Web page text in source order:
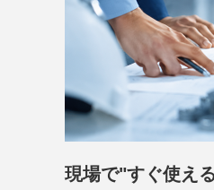
現場で"すぐ使え